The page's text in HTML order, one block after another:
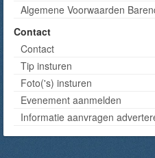
Algemene Voorwaarden
Contact
Contact
Tip insturen
Foto('s) insturen
Evenement aanmelden
Informatie aanvragen